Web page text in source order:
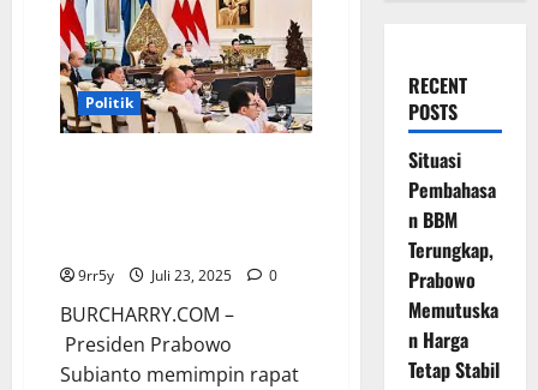
Politik
9rr5y Juli 23, 2025 0
BURCHARRY.COM –
Presiden Prabowo
Subianto memimpin rapat
RECENT
POSTS
Situasi
Pembahasa
n BBM
Terungkap,
Prabowo
Memutuska
n Harga
Tetap Stabil